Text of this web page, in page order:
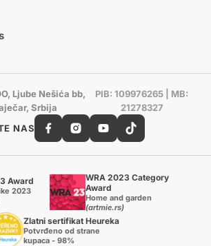
Ljube Nešića bb,
Srbija
PIB: 109976265 | MB:
21278327
NAS
Award
2023
WRA 2023 Category
Award
Home and garden
(artmie.rs)
Zlatni sertifikat Heureka
Potvrđeno od strane
kupaca - 98%